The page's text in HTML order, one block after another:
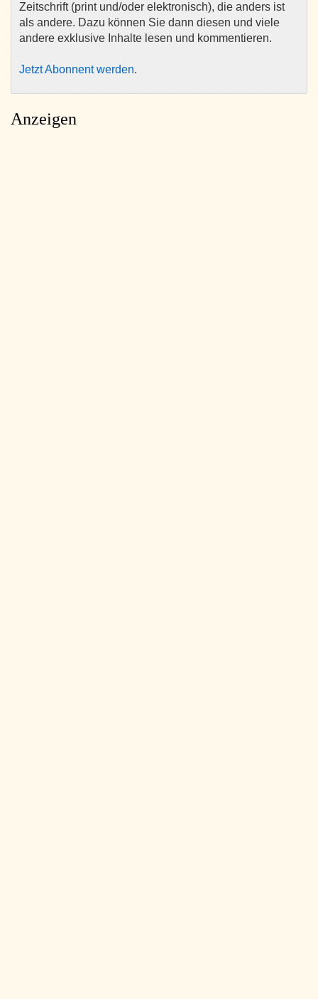
Zeitschrift (print und/oder elektronisch), die anders ist
als andere. Dazu können Sie dann diesen und viele
andere exklusive Inhalte lesen und kommentieren.
Jetzt Abonnent werden.
Anzeigen